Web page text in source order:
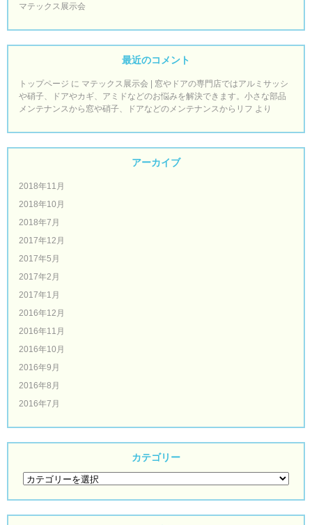
マテックス展示会
最近のコメント
トップページ に マテックス展示会 | 窓やドアの専門店ではアルミサッシ
や硝子、ドアやカギ、アミドなどのお悩みを解決できます。小さな部品
メンテナンスから窓や硝子、ドアなどのメンテナンスからリフ より
アーカイブ
2018年11月
2018年10月
2018年7月
2017年12月
2017年5月
2017年2月
2017年1月
2016年12月
2016年11月
2016年10月
2016年9月
2016年8月
2016年7月
カテゴリー